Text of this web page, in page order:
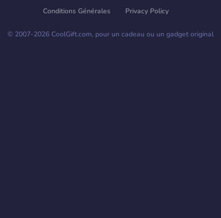
Conditions Générales Privacy Policy
© 2007-2026 CoolGift.com, pour un cadeau ou un gadget original